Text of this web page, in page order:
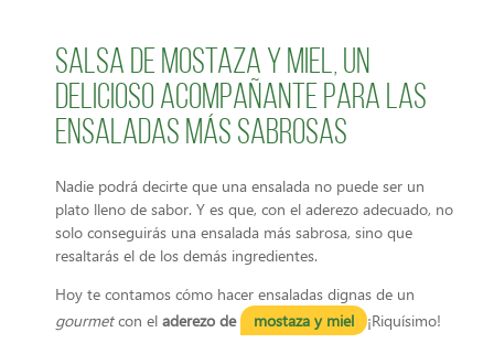
Salsa de mostaza y miel, un
delicioso acompañante para las
ensaladas más sabrosas
Nadie podrá decirte que una ensalada no puede ser un
plato lleno de sabor. Y es que, con el aderezo adecuado, no
solo conseguirás una ensalada más sabrosa, sino que
resaltarás el de los demás ingredientes.
Hoy te contamos cómo hacer ensaladas dignas de un
gourmetcon el aderezo de mostaza y miel ¡Riquísimo!